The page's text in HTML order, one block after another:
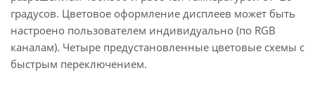
градусов. Цветовое оформление дисплеев может быть
настроено пользователем индивидуально (по RGB
каналам). Четыре предустановленные цветовые схемы с
быстрым переключением.